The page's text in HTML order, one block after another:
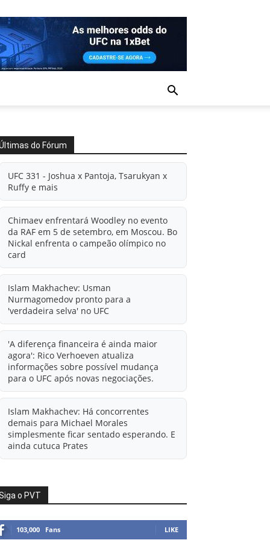
do Fórum
UFC 331 - Joshua x Pantoja, Tsarukyan x
Ruffy e mais
Chimaev enfrentará Woodley no evento
da RAF em 5 de setembro, em Moscou. Bo
Nickal enfrenta o campeão olímpico no
card
Islam Makhachev: Usman
Nurmagomedov pronto para a
'verdadeira selva' no UFC
'A diferença financeira é ainda maior
agora': Rico Verhoeven atualiza
informações sobre possível mudança
para o UFC após novas negociações.
Islam Makhachev: Há concorrentes
demais para Michael Morales
simplesmente ficar sentado esperando. E
ainda cutuca Prates
condição de agente livre de Usman
Nurmagomedov.
Alistair Overeem x Rico Verhoeven em
o PVT
103,000 Fans LIKE